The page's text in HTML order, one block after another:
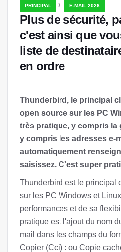
PRINCIPAL › E-MAIL 2026
Plus de sécurité,
c'est ainsi que
liste de
en ordre
Thunderbird, le principal
open source sur les PC
très pratique, y compris la
y compris les adresses e-
automatiquement
saisissez. C'est super
Thunderbird est le principal
sur les PC Windows et
performances et de sa
pratique est l'ajout du nom
mail dans les champs du
Copier (Cci) : ou Copie